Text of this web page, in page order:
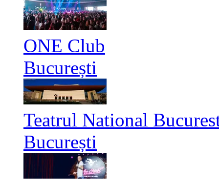
ONE Club
București
Teatrul National
București